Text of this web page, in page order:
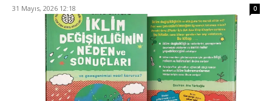
31 Mayıs, 2026 12:18 0